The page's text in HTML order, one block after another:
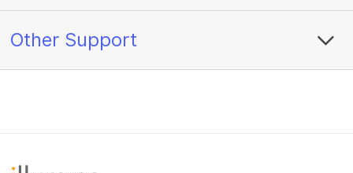
Other Support